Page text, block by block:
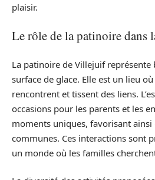
plaisir.
Le rôle de la patinoire dans
La patinoire de Villejuif représente
surface de glace. Elle est un lieu
rencontrent et tissent des liens.
occasions pour les parents et les
moments uniques, favorisant ainsi
communes. Ces interactions sont
un monde où les familles